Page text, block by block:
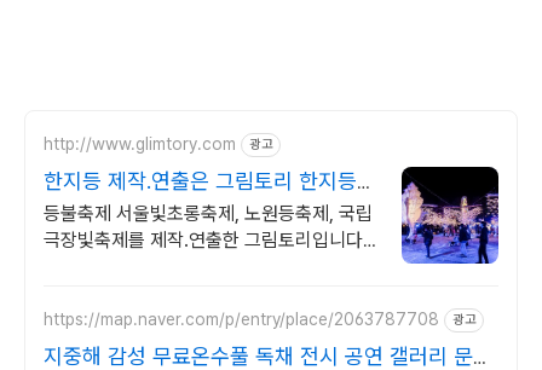
http://www.glimtory.com 광고
한지등 제작.연출은 그림토리 한지등
300점이상 보유
등불축제 서울빛초롱축제, 노원등축제, 국립
극장빛축제를 제작.연출한 그림토리입니다.
https://map.naver.com/p/entry/place/2063787708 광고
지중해 감성 무료온수풀 독채 전시 공연 갤러리 문화